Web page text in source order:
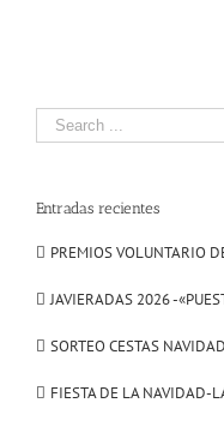
Search
for:
Entradas recientes
PREMIOS VOLUNTARIO
JAVIERADAS 2026 -
SORTEO CESTAS
FIESTA DE LA NAVIDAD-